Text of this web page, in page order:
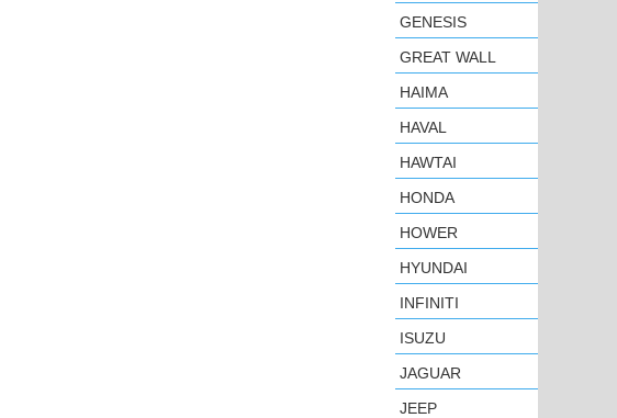
GENESIS
GREAT WALL
HAIMA
HAVAL
HAWTAI
HONDA
HOWER
HYUNDAI
INFINITI
ISUZU
JAGUAR
JEEP